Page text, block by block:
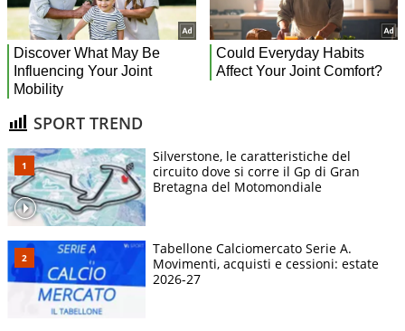
SPORT TREND
Silverstone, le caratteristiche del
circuito dove si corre il Gp di Gran
Bretagna del Motomondiale
Tabellone Calciomercato Serie A.
Movimenti, acquisti e cessioni: estate
2026-27